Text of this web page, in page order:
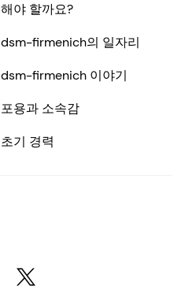
해야 할까요?
dsm-firmenich의 일자리
dsm-firmenich 이야기
포용과 소속감
초기 경력